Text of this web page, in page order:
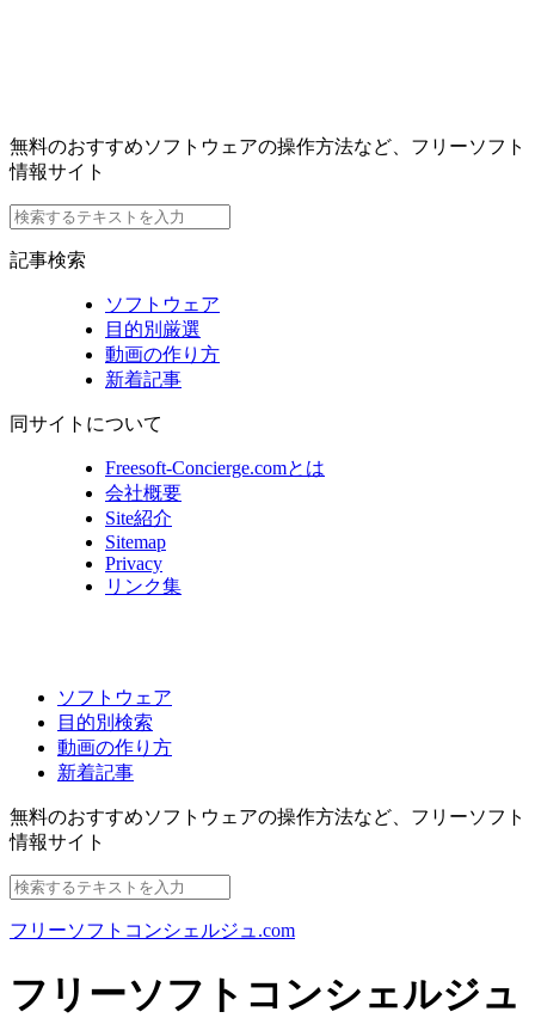
無料のおすすめソフトウェアの操作方法など、フリーソフト
情報サイト
記事検索
ソフトウェア
目的別厳選
動画の作り方
新着記事
同サイトについて
Freesoft-Concierge.comとは
会社概要
Site紹介
Sitemap
Privacy
リンク集
ソフトウェア
目的別検索
動画の作り方
新着記事
無料のおすすめソフトウェアの操作方法など、 フリーソフト
情報サイト
フリーソフトコンシェルジュ.com
フリーソフトコンシェルジュ